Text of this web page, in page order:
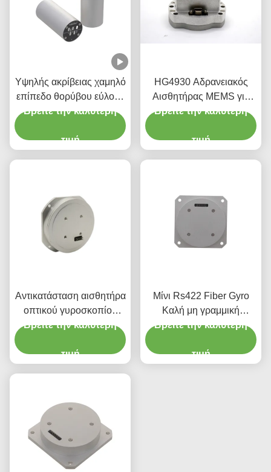
Υψηλής ακρίβειας χαμηλό
επίπεδο θορύβου εύλογο
κόστος Οπτική
γυροσκόπησης
Βρείτε την καλύτερη
τιμή
HG4930 Αδρανειακός
Αισθητήρας MEMS για
Αισθητήρες
Κίνησης Ακριβείας
Βρείτε την καλύτερη
τιμή
Αντικατάσταση αισθητήρα
οπτικού γυροσκοπίου
ινών με ενσωματωμένα
πυριτίου Fizoptika Vg910
Βρείτε την καλύτερη
τιμή
Μίνι Rs422 Fiber Gyro
Καλή μη γραμμική
σταθερότητα μηδενικής
Βρείτε την καλύτερη
τιμή